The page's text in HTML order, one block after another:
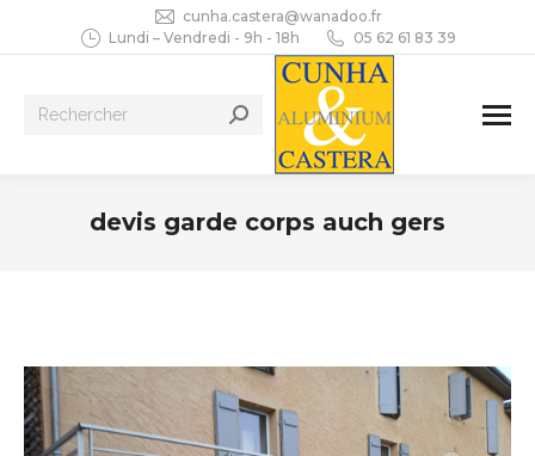
cunha.castera@wanadoo.fr
Lundi – Vendredi - 9h - 18h
05 62 61 83 39
Recherche
devis garde corps auch gers